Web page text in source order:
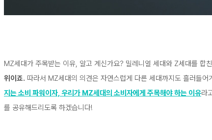
MZ세대가 주목받는 이유, 알고 계신가요? 밀레니얼 세대와 Z세대를 합
위이죠. 따라서 MZ세대의 의견은 자연스럽게 다른 세대까지도 흘러들어
지는 소비 파워이자, 우리가 MZ세대의 소비자에게 주목해야 하는 이유라
를 공유해드리도록 하겠습니다!